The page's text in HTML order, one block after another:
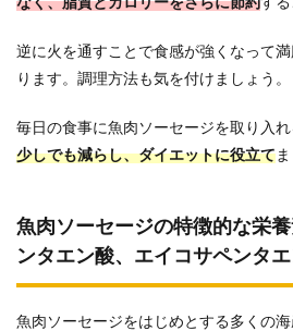
逆に火を通すことで食感が強くなって
ります。調理方法も気を付けましょう。
毎日の食事に魚肉ソーセージを取り入
少しでも減らし、ダイエットに役立て
魚肉ソーセージの特徴的な栄
ンタエン酸、エイコサペンタエ
魚肉ソーセージをはじめとする多くの